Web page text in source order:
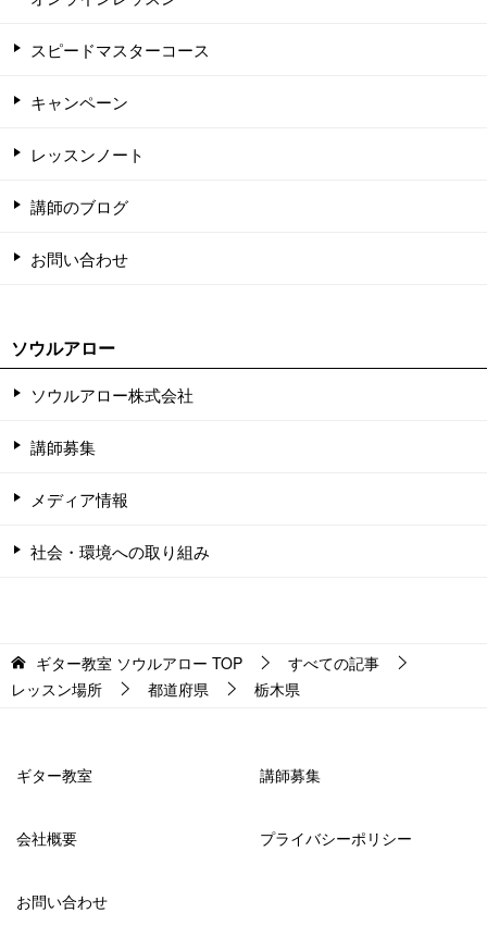
スピードマスターコース
キャンペーン
レッスンノート
講師のブログ
お問い合わせ
ソウルアロー
ソウルアロー株式会社
講師募集
メディア情報
社会・環境への取り組み
ギター教室 ソウルアロー TOP
すべての記事
レッスン場所
都道府県 栃木県
ギター教室 講師募集
会社概要 プライバシーポリシー
お問い合わせ